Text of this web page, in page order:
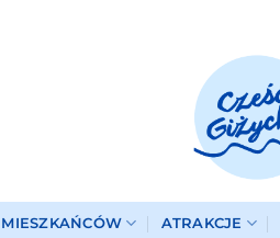
ATRAKCJE